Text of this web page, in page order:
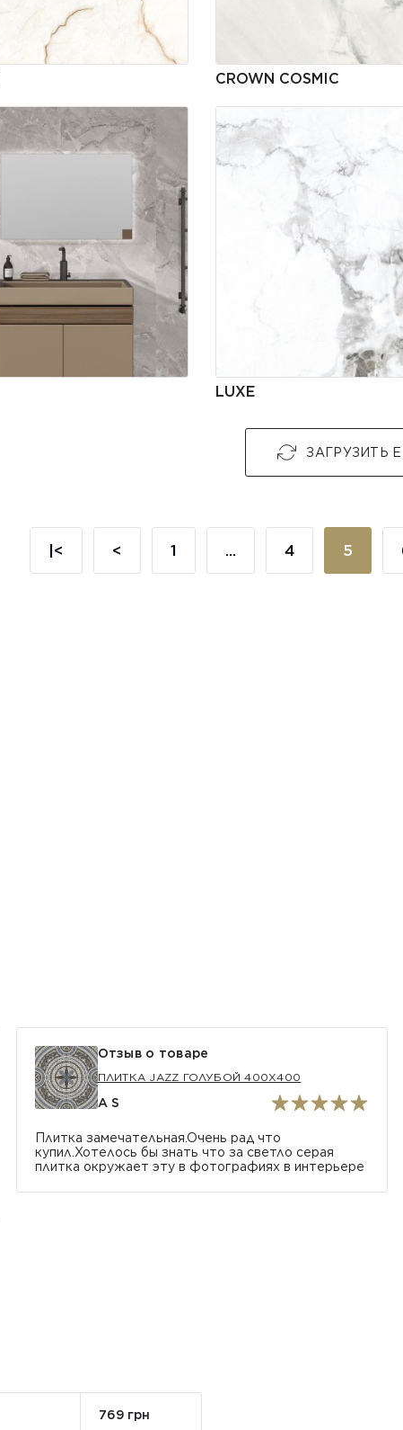
CROWN COSMIC
LUXE
ЗАГРУЗИТЬ
|< < 1 ... 4 5
Отзыв о товаре
ПЛИТКА JAZZ ГОЛУБОЙ 400Х400
A S
Плитка замечательная.Очень рад что
купил.Хотелось бы знать что за светло серая
плитка окружает эту в фотографиях в интерьере
769 грн